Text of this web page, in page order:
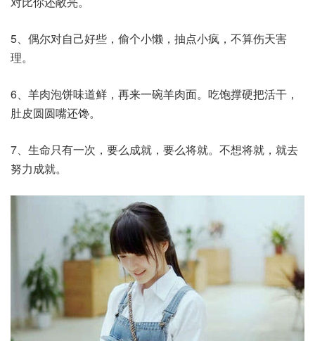
5、偶尔对自己好些，偷个小懒，抽点小疯，不算伤天害
理。
6、羊肉泡饼味道鲜，再来一碗羊肉面。吃饱撑硬把活干，
肚皮圆圆嘴还馋。
7、生命只有一次，要么成就，要么将就。不想将就，就去
努力成就。